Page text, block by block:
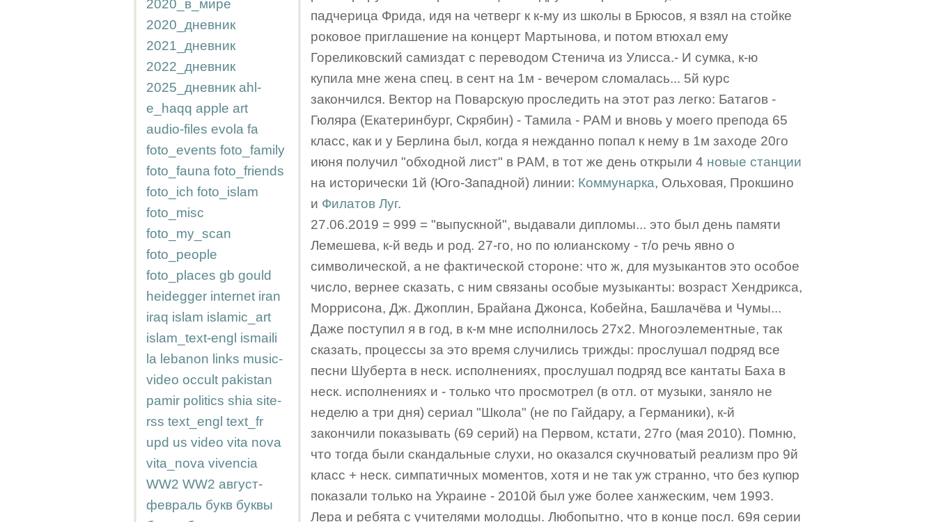
2020_в_мире
2020_дневник
2021_дневник
2022_дневник
2025_дневник ahl-
e_haqq apple art
audio-files evola fa
foto_events foto_family
foto_fauna foto_friends
foto_ich foto_islam
foto_misc
foto_my_scan
foto_people
foto_places gb gould
heidegger internet iran
iraq islam islamic_art
islam_text-engl ismaili
la lebanon links music-
video occult pakistan
pamir politics shia site-
rss text_engl text_fr
upd us video vita nova
vita_nova vivencia
WW2 WW2 август-
февраль букв буквы
падчерица Фрида, идя на четверг к к-му из школы в Брюсов, я взял на стойке
роковое приглашение на концерт Мартынова, и потом втюхал ему
Гореликовский самиздат с переводом Стенича из Улисса.- И сумка, к-ю
купила мне жена спец. в сент на 1м - вечером сломалась... 5й курс
закончился. Вектор на Поварскую проследить на этот раз легко: Батагов -
Гюляра (Екатеринбург, Скрябин) - Тамила - РАМ и вновь у моего препода 65
класс, как и у Берлина был, когда я нежданно попал к нему в 1м заходе 20го
июня получил "обходной лист" в РАМ, в тот же день открыли 4 новые станции
на исторически 1й (Юго-Западной) линии: Коммунарка, Ольховая, Прокшино
и Филатов Луг.
27.06.2019 = 999 = "выпускной", выдавали дипломы... это был день памяти
Лемешева, к-й ведь и род. 27-го, но по юлианскому - т/о речь явно о
символической, а не фактической стороне: что ж, для музыкантов это особое
число, вернее сказать, с ним связаны особые музыканты: возраст Хендрикса,
Моррисона, Дж. Джоплин, Брайана Джонса, Кобейна, Башлачёва и Чумы...
Даже поступил я в год, в к-м мне исполнилось 27х2. Многоэлементные, так
сказать, процессы за это время случились трижды: прослушал подряд все
песни Шуберта в неск. исполнениях, прослушал подряд все кантаты Баха в
неск. исполнениях и - только что просмотрел (в отл. от музыки, заняло не
неделю а три дня) сериал "Школа" (не по Гайдару, а Германики), к-й
закончили показывать (69 серий) на Первом, кстати, 27го (мая 2010). Помню,
что тогда были скандальные слухи, но оказался скучноватый реализм про 9й
класс + неск. симпатичных моментов, хотя и не так уж странно, что без купюр
показали только на Украине - 2010й был уже более ханжеским, чем 1993.
Лера и ребята с учителями молодцы. Любопытно, что в конце посл. 69я серии